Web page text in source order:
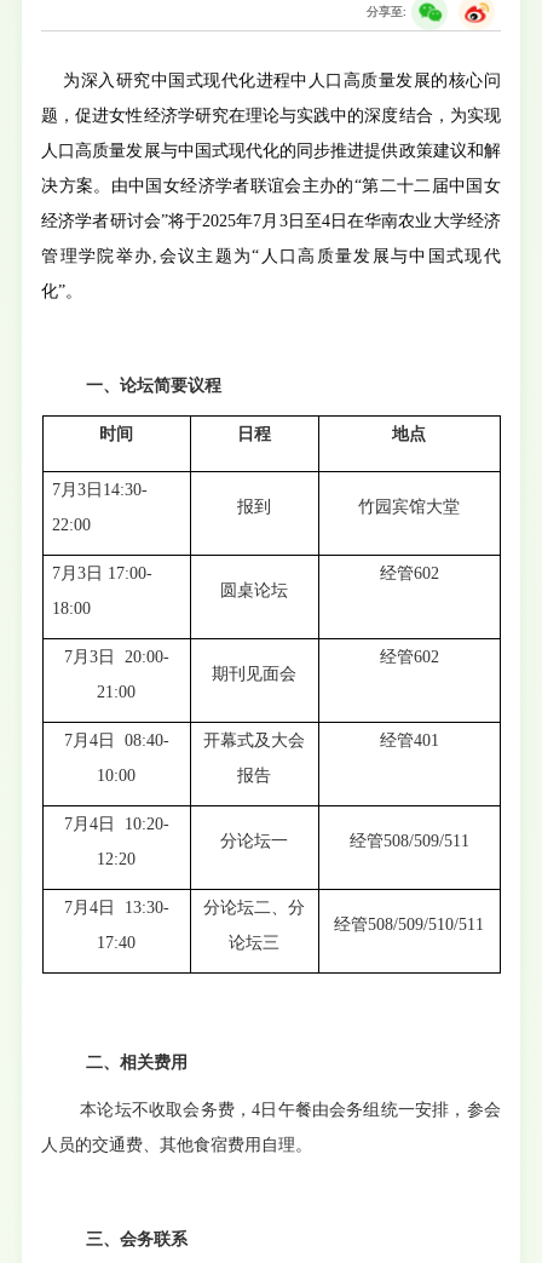
分享至:
为深入研究中国式现代化进程中人口高质量发展的核心问
题，促进女性经济学研究在理论与实践中的深度结合，为实现
人口高质量发展与中国式现代化的同步推进提供政策建议和解
决方案。由中国女经济学者联谊会主办的“第二十二届中国女
经济学者研讨会”将于2025年7月3日至4日在华南农业大学经济
管理学院举办,会议主题为“人口高质量发展与中国式现代
化”。
一、论坛简要议程
时间 日程 地点
7月3日14:30-
22:00
报到 竹园宾馆大堂
7月3日 17:00-
18:00
圆桌论坛
经管602
7月3日 20:00-
21:00
期刊见面会
经管602
7月4日 08:40-
10:00
开幕式及大会
报告
经管401
7月4日 10:20-
12:20
分论坛一 经管508/509/511
7月4日 13:30-
17:40
分论坛二、分
论坛三
经管508/509/510/511
二、相关费用
本论坛不收取会务费，4日午餐由会务组统一安排，参会
人员的交通费、其他食宿费用自理。
三、会务联系